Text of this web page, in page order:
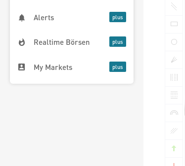
Alerts
Realtime Börsen
My Markets